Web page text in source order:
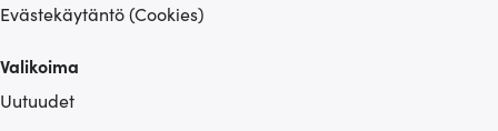
Evästekäytäntö (Cookies)
Valikoima
Uutuudet